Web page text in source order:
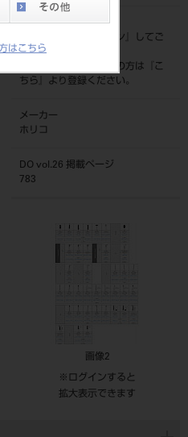
はこちら
標準価格
ログイン
』してご
覧ください。
ネット会員登録がまだの方は『
こ
ちら
』より登録ください。
メーカー
ホリコ
DO vol.26 掲載ページ
783
画像2
※ログインすると
拡大表示できます